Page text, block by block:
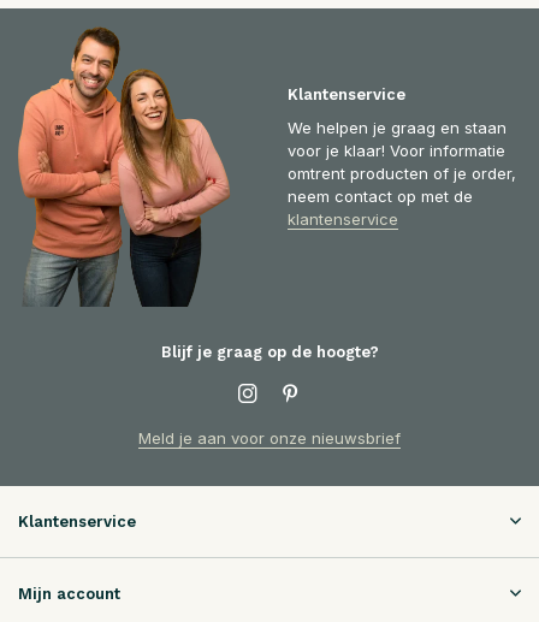
Klantenservice
We helpen je graag en staan
voor je klaar! Voor informatie
omtrent producten of je order,
neem contact op met de
klantenservice
Blijf je graag op de hoogte?
Meld je aan voor onze nieuwsbrief
Klantenservice
Mijn account